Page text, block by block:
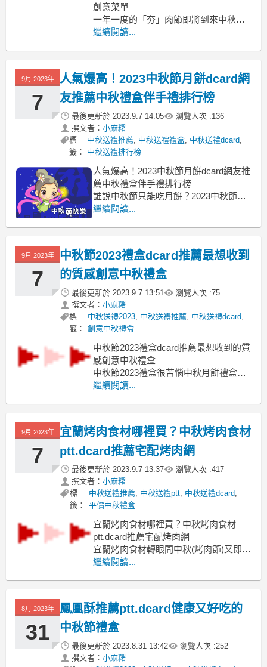
創意菜單
一年一度的「夯」肉節即將到來中秋節
烤肉食材
排行榜 烤肉必備食材ptt 烤肉食材宅配
家庭烤肉食材 烤肉食材推薦dcard 中秋
節烤肉食材網購 中秋節烤肉食材有哪
繼續閱讀...
9月 2023年
7
人氣爆高！2023中秋節月餅dcard網
友推薦中秋禮盒伴手禮排行榜
最後更新於 2023.9.7 14:05 瀏覽人次 :136
撰文者： 小麻糬
標
籤：
中秋送禮推薦, 中秋送禮禮盒, 中秋送禮dcard,
中秋送禮排行榜
人氣爆高！2023中秋節月餅dcard網友推
薦中秋禮盒伴手禮排行榜
誰說中秋節只能吃月餅？2023中秋節月
餅
2023 2023中秋節禮盒 質感中秋禮盒 平
價中秋禮盒 中秋禮盒dcard 2023中秋月
餅
繼續閱讀...
9月 2023年
7
中秋節2023禮盒dcard推薦最想收到
的質感創意中秋禮盒
最後更新於 2023.9.7 13:51 瀏覽人次 :75
撰文者： 小麻糬
標
籤：
中秋送禮2023, 中秋送禮推薦, 中秋送禮dcard,
創意中秋禮盒
中秋節2023禮盒dcard推薦最想收到的質
感創意中秋禮盒
中秋節2023禮盒很苦惱中秋月餅禮盒該
送什麼比較好嗎?
中秋禮盒2023 質感中秋禮盒 中秋禮盒
dcard 最想收到的中秋禮盒 創意中秋禮
盒
繼續閱讀...
9月 2023年
7
宜蘭烤肉食材哪裡買？中秋烤肉食材
ptt.dcard推薦宅配烤肉網
最後更新於 2023.9.7 13:37 瀏覽人次 :417
撰文者： 小麻糬
標
籤：
中秋送禮推薦, 中秋送禮ptt, 中秋送禮dcard,
平價中秋禮盒
宜蘭烤肉食材哪裡買？中秋烤肉食材
ptt.dcard推薦宅配烤肉網
宜蘭烤肉食材轉眼間中秋(烤肉節)又即將
來臨
蘭烤肉網 宜蘭烤肉宅配 宜蘭烤肉宅配推
薦 羅東烤肉食材
宜蘭烤肉食材不論是到戶外賞月
繼續閱讀...
8月 2023年
31
鳳凰酥推薦ptt.dcard健康又好吃的
中秋節禮盒
最後更新於 2023.8.31 13:42 瀏覽人次 :252
撰文者： 小麻糬